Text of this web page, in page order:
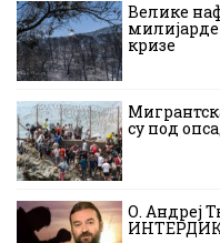
Велике
кризе
су под
О. Андреј